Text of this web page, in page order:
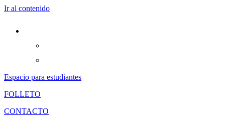
Ir al contenido
Espacio para estudiantes
FOLLETO
CONTACTO